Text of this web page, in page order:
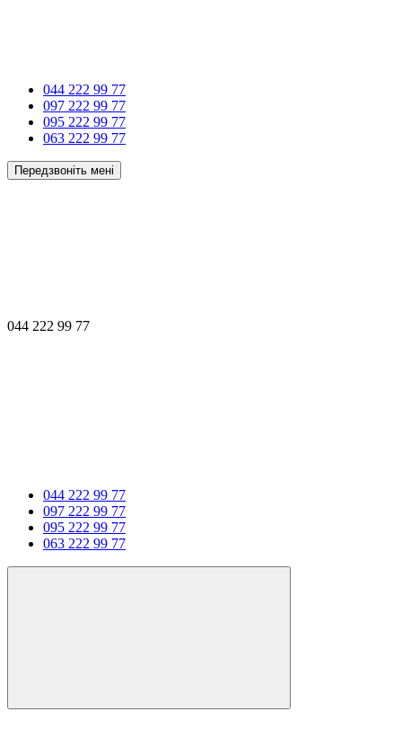
044 222 99 77
097 222 99 77
095 222 99 77
063 222 99 77
Передзвоніть мені
044 222 99 77
044 222 99 77
097 222 99 77
095 222 99 77
063 222 99 77